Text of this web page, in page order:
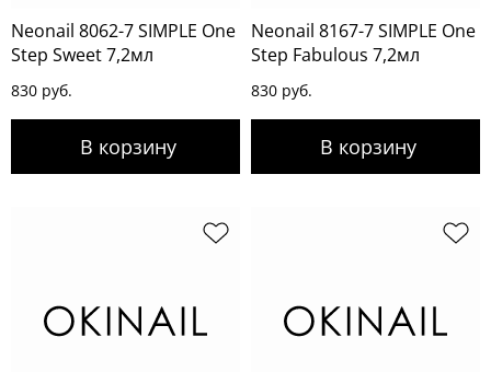
Neonail 8062-7 SIMPLE One
Step Sweet 7,2мл
830 руб.
Neonail 8167-7 SIMPLE One
Step Fabulous 7,2мл
830 руб.